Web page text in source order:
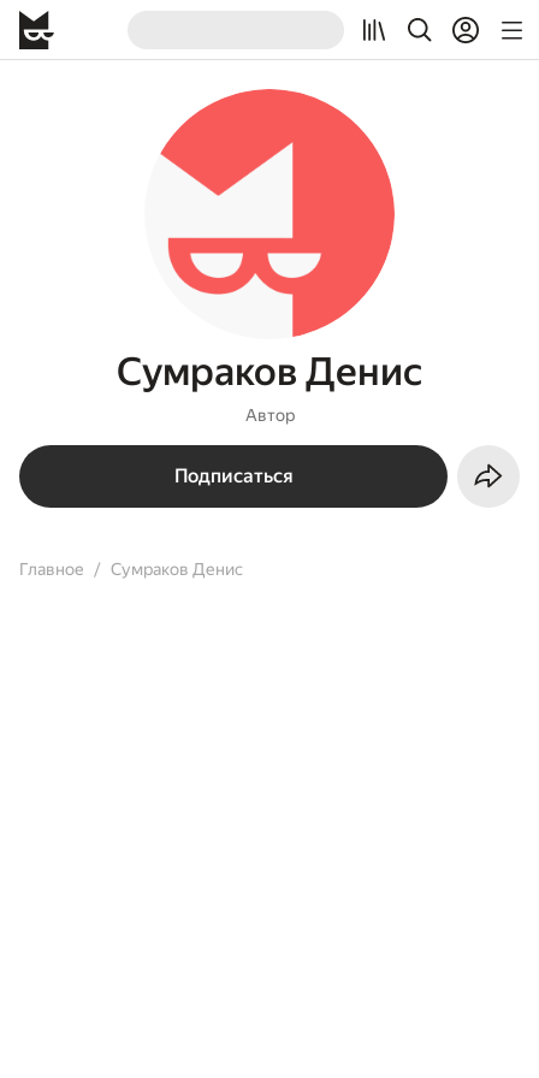
Сумраков Денис
Автор
Подписаться
Главное Сумраков Денис